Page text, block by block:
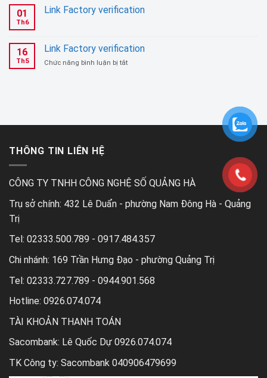
Factory
verification
01
Th6
Link Factory verification
16
Th5
Link Factory verification
Chức năng bình luận bị tắtở
THÔNG TIN LIÊN HỆ
CÔNG TY TNHH CÔNG NGHỆ SỐ QUẢNG HÀ
Trụ sở chính: 432 Lê Duẩn - phường Nam Đông Hà - Quảng
Trị
Tel: 02333.500.789 - 0917.484.357
Chi nhánh: 169 Trần Hưng Đạo - phường Quảng Trị
Tel: 02333.727.789 - 0944.901.568
Hotline: 0926.074.074
TÀI KHOẢN THANH TOÁN
Sacombank: Lê Quốc Dự 0926.074.074
TK Công ty: Sacombank 040906479699